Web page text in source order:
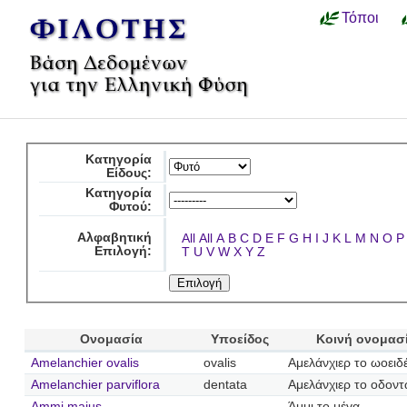
Τόποι
Κατηγορία
Είδους:
Κατηγορία
Φυτού:
Αλφαβητική
Επιλογή:
All All A B C D E F G H I J K L M N O P
T U V W X Y Z
Ονομασία Υποείδος
Κοινή
Amelanchier ovalis
ovalis
Αμελάνχιερ το
Amelanchier parviflora
dentata
Αμελάνχιερ το